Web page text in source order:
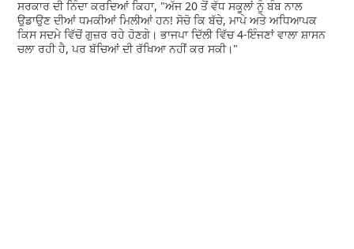
ਸਰਕਾਰ ਦੀ ਨਿੰਦਾ ਕਰਦਿਆਂ ਕਿਹਾ, "ਅੱਜ 20 ਤੋਂ ਵੱਧ ਸਕੂਲਾਂ ਨੂੰ ਬੰਬ ਨਾਲ
ਉਡਾਉਣ ਦੀਆਂ ਧਮਕੀਆਂ ਮਿਲੀਆਂ ਹਨ! ਸੋਚੋ ਕਿ ਬੱਚੇ, ਮਾਪੇ ਅਤੇ ਅਧਿਆਪਕ
ਕਿਸ ਸਦਮੇ ਵਿੱਚੋਂ ਗੁਜ਼ਰ ਰਹੇ ਹੋਣਗੇ। ਭਾਜਪਾ ਦਿੱਲੀ ਵਿੱਚ 4-ਇੰਜਣਾਂ ਵਾਲਾ ਸ਼ਾਸਨ
ਚਲਾ ਰਹੀ ਹੈ, ਪਰ ਬੱਚਿਆਂ ਦੀ ਰੱਖਿਆ ਨਹੀਂ ਕਰ ਸਕੀ।"